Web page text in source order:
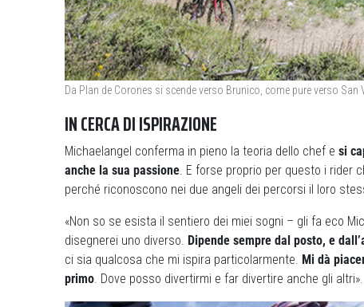
Da Plan de Corones si scende verso Brunico, come pure verso
IN CERCA DI ISPIRAZIONE
Michaelangel conferma in pieno la teoria dello chef e si
anche la sua passione. E forse proprio per questo i rider
perché riconoscono nei due angeli dei percorsi il loro
«Non so se esista il sentiero dei miei sogni – gli fa eco
disegnerei uno diverso. Dipende sempre dal posto, e
ci sia qualcosa che mi ispira particolarmente. Mi dà
primo. Dove posso divertirmi e far divertire anche gli altri».